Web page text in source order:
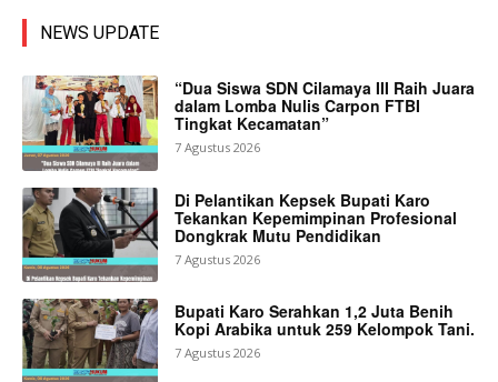
NEWS UPDATE
“Dua Siswa SDN Cilamaya III Raih Juara
dalam Lomba Nulis Carpon FTBI
Tingkat Kecamatan”
7 Agustus 2026
Di Pelantikan Kepsek Bupati Karo
Tekankan Kepemimpinan Profesional
Dongkrak Mutu Pendidikan
7 Agustus 2026
Bupati Karo Serahkan 1,2 Juta Benih
Kopi Arabika untuk 259 Kelompok Tani.
7 Agustus 2026